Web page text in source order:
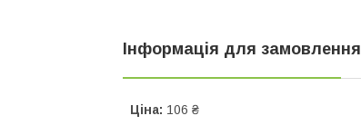
Інформація для замовлення
Ціна: 106 ₴